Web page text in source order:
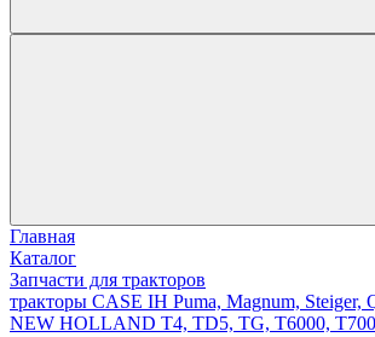
Главная
Каталог
Запчасти для тракторов
тракторы CASE IH Puma, Magnum, Steiger,
NEW HOLLAND T4, TD5, TG, T6000,